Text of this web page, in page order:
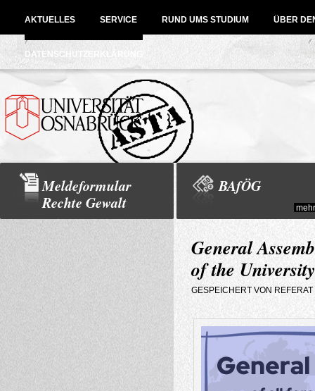
AKTUELLES
SERVICE RUND UMS STUDIUM ÜBER
DATENSCHUTZERKLÄRUNG
Meldeformular
Rechte Gewalt
BAfÖG
General
of the
GESPEICHERT VON REFERAT